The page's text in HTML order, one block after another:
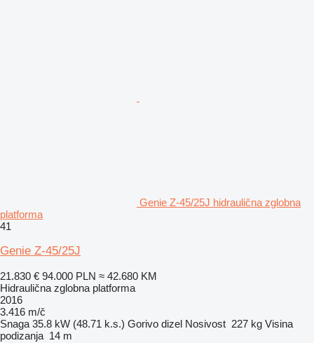
Genie Z-45/25J hidraulična zglobna
platforma
41
Genie Z-45/25J
21.830 € 94.000 PLN ≈ 42.680 KM
Hidraulična zglobna platforma
2016
3.416 m/č
Snaga 35.8 kW (48.71 k.s.) Gorivo dizel Nosivost 227 kg Visina
podizanja 14 m